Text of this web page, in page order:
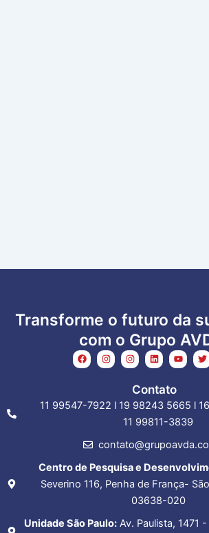
Transforme o futuro da
com o Grupo
F
a
c
o
I
n
s
r
I
n
s
a
r
a
m
L
i
n
e
i
n
Y
o
u
e
T
w
i
r
Contato
11 99547-7922 l 19 98243 5665 l
11 99811-3839
Centro de Pesquisa e
Severino 116, Penha de França-
03638-020
Unidade São Paulo: Av. Paulista, 1471